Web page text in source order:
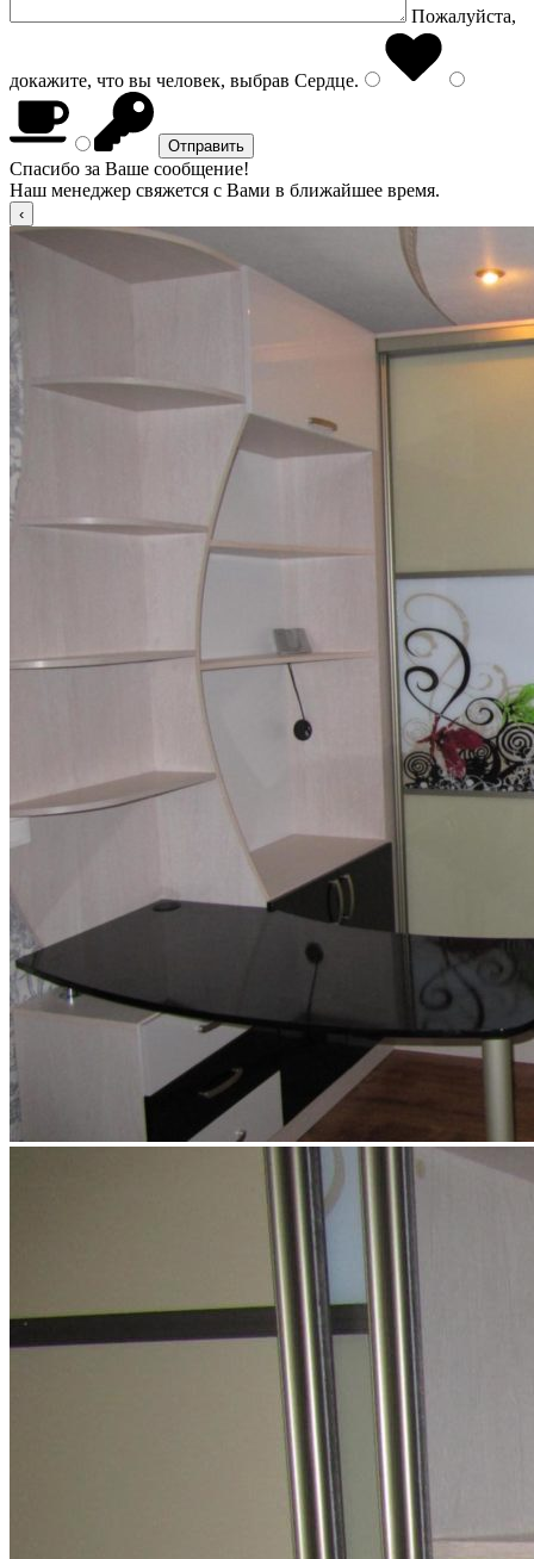
Пожалуйста,
докажите, что вы человек, выбрав Сердце.
Спасибо за Ваше сообщение!
Наш менеджер свяжется с Вами в ближайшее время.